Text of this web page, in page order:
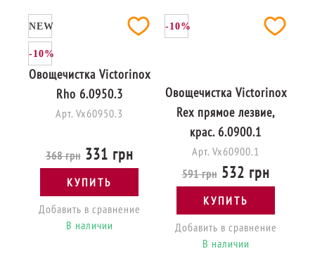
NEW
-10%
Овощечистка Victorinox
Rho 6.0950.3
Арт. Vx60950.3
368 грн331 грн
КУПИТЬ
Добавить в сравнение
В наличии
-10%
Овощечистка Victorinox
Rex прямое лезвие,
крас. 6.0900.1
Арт. Vx60900.1
591 грн532 грн
КУПИТЬ
Добавить в сравнение
В наличии